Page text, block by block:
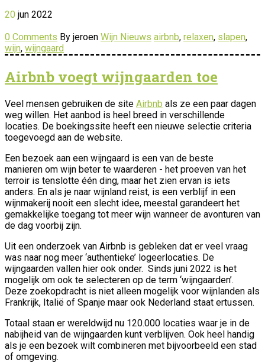
20 jun 2022
0 Comments By jeroen Wijn Nieuws airbnb, relaxen, slapen,
wijn, wijngaard
Airbnb voegt wijngaarden toe
Veel mensen gebruiken de site Airbnb als ze een paar dagen
weg willen. Het aanbod is heel breed in verschillende
locaties. De boekingssite heeft een nieuwe selectie criteria
toegevoegd aan de website.
Een bezoek aan een wijngaard is een van de beste
manieren om wijn beter te waarderen - het proeven van het
terroir is tenslotte één ding, maar het zien ervan is iets
anders. En als je naar wijnland reist, is een verblijf in een
wijnmakerij nooit een slecht idee, meestal garandeert het
gemakkelijke toegang tot meer wijn wanneer de avonturen van
de dag voorbij zijn.
Uit een onderzoek van Airbnb is gebleken dat er veel vraag
was naar nog meer ‘authentieke’ logeerlocaties. De
wijngaarden vallen hier ook onder. Sinds juni 2022 is het
mogelijk om ook te selecteren op de term ‘wijngaarden’.
Deze zoekopdracht is niet alleen mogelijk voor wijnlanden als
Frankrijk, Italië of Spanje maar ook Nederland staat ertussen.
Totaal staan er wereldwijd nu 120.000 locaties waar je in de
nabijheid van de wijngaarden kunt verblijven. Ook heel handig
als je een bezoek wilt combineren met bijvoorbeeld een stad
of omgeving.